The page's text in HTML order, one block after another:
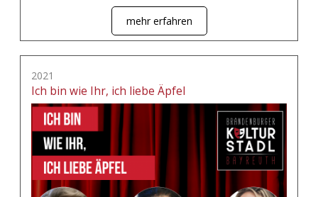
mehr erfahren
2021
Ich bin wie Ihr, ich liebe Äpfel